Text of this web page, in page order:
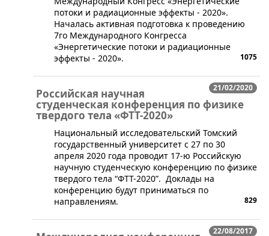
потоки и радиационные эффекты - 2020».
Началась активная подготовка к проведению
7го Международного Конгресса
«Энергетические потоки и радиационные
эффекты - 2020».
1075
21/02/2020
Российская научная
студенческая конференция по физике
твердого тела «ФТТ-2020»
​Национальный исследовательский Томский
государственный университет с 27 по 30
апреля 2020 года проводит 17-ю Российскую
научную студенческую конференцию по физике
твердого тела “ФТТ-2020”. Доклады на
конференцию будут приниматься по
направлениям.
829
22/08/2017